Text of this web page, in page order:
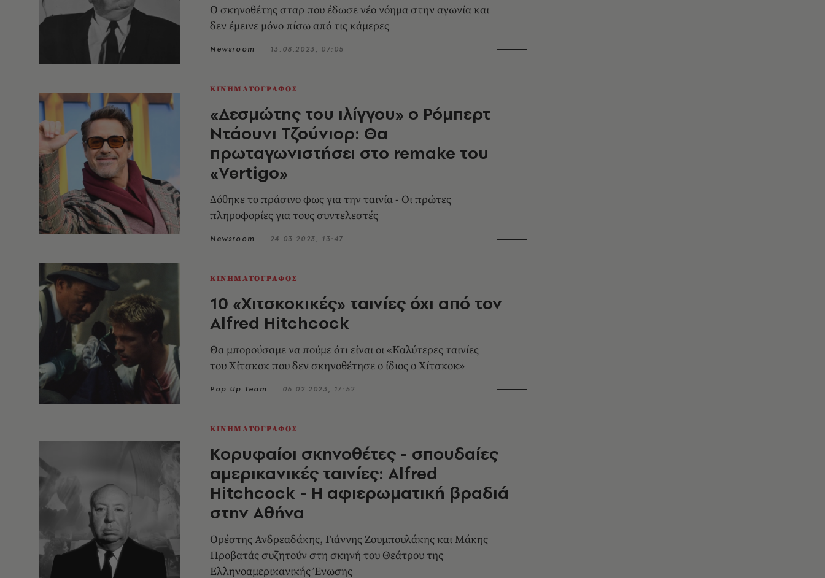
Ο σκηνοθέτης σταρ που έδωσε νέο νόημα στην αγωνία και
δεν έμεινε μόνο πίσω από τις κάμερες
Newsroom 13.08.2023, 07:05
ΚΙΝΗΜΑΤΟΓΡΑΦΟΣ
«Δεσμώτης του ιλίγγου» ο Ρόμπερτ
Ντάουνι Τζούνιορ: Θα
πρωταγωνιστήσει στο remake του
«Vertigo»
Δόθηκε το πράσινο φως για την ταινία - Οι πρώτες
πληροφορίες για τους συντελεστές
Newsroom 24.03.2023, 13:47
ΚΙΝΗΜΑΤΟΓΡΑΦΟΣ
10 «Χιτσκοκικές» ταινίες όχι από τον
Alfred Hitchcock
Θα μπορούσαμε να πούμε ότι είναι οι «Καλύτερες ταινίες
του Χίτσκοκ που δεν σκηνοθέτησε ο ίδιος ο Χίτσκοκ»
Pop Up Team 06.02.2023, 17:52
ΚΙΝΗΜΑΤΟΓΡΑΦΟΣ
Κορυφαίοι σκηνοθέτες - σπουδαίες
αμερικανικές ταινίες: Alfred
Hitchcock - Η αφιερωματική βραδιά
στην Αθήνα
Ορέστης Ανδρεαδάκης, Γιάννης Ζουμπουλάκης και Μάκης
Προβατάς συζητούν στη σκηνή του Θεάτρου της
Ελληνοαμερικανικής Ένωσης